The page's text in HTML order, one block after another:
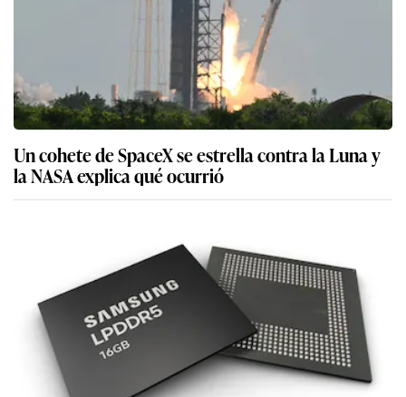
Un cohete de SpaceX se estrella contra la Luna y
la NASA explica qué ocurrió